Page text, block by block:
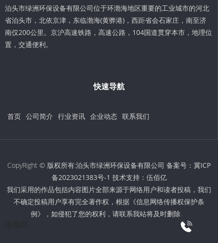
泊头市绿洲环保设备有限公司位于环渤海地区重要的工业城市的河北
省泊头市，北依京津，东临渤海(黄骅港)，西距省会石家庄，南至济
南仅200公里。京沪高速铁路，高速公路，104国道贯穿本市，地理位
置，交通便利。
快速导航
首页 公司简介 行业资讯 企业动态 联系我们
CopyRight © 版权所有:泊头市绿洲环保设备有限公司 备案号： 冀ICP
备2023021383号-1 技术支持： 伍佰亿
我们采用的作品包括内容图片全部来源于网络用户和读者投稿，我们
不确定投稿用户享有完全著作权，根据《信息网络传播权保护条
例》，如侵犯了您的权利，请联系我站将及时删除。